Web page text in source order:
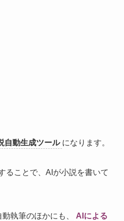
自動生成ツール になります。
ることで、AIが小説を書いて
執筆のほかにも、
AIによる